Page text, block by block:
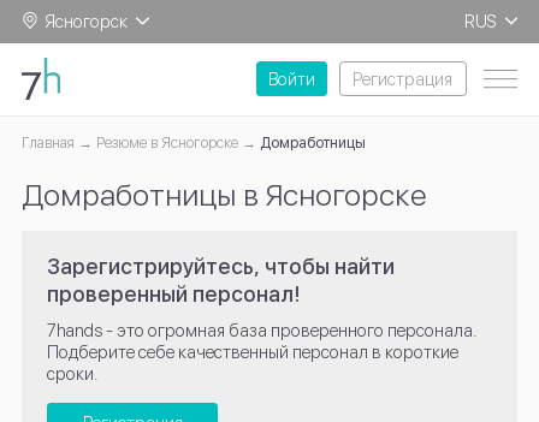
Ясногорск
RUS
EN
Войти
Регистрация
Главная Резюме в Ясногорске Домработницы
Домработницы в Ясногорске
Зарегистрируйтесь, чтобы найти
проверенный персонал!
7hands - это огромная база проверенного персонала.
Подберите себе качественный персонал в короткие
сроки.